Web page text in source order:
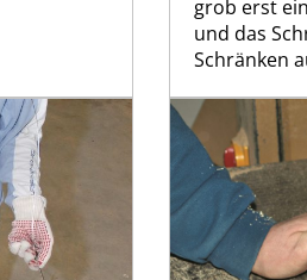
grob erst
und das
Schränken